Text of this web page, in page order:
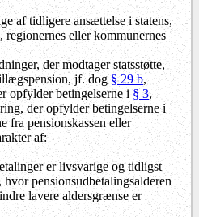
af tidligere ansættelse i statens,
eller kommunernes
der modtager statsstøtte,
jf. dog§ 29 b,
opfylder betingelserne i§ 3,
der opfylder betingelserne i
fra pensionskassen eller
af:
er livsvarige og tidligst
pensionsudbetalingsalderen
lavere aldersgrænse er